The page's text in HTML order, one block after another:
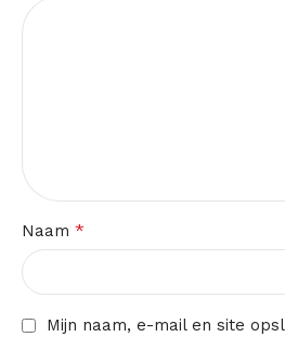
Naam *
Mijn naam, e-mail en site